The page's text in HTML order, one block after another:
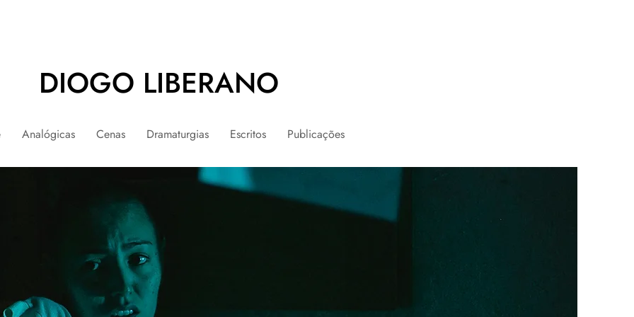
DIOGO LIBERANO
Analógicas Cenas Dramaturgias Escritos Publicações